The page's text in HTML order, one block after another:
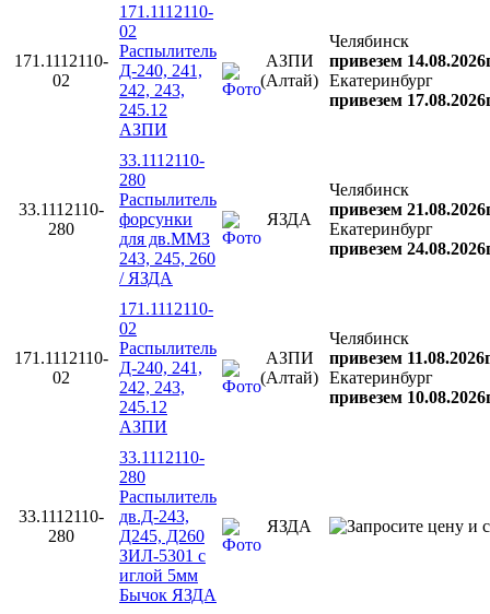
171.1112110-
02
171.1112110-
02
Распылитель
Д-240, 241,
242, 243,
245.12
АЗПИ
АЗПИ
(Алтай)
Челябинск
привезем
Екатеринбург
привезем
33.1112110-
280
33.1112110-
280
Распылитель
форсунки
для дв.ММЗ
243, 245, 260
/ ЯЗДА
ЯЗДА
Челябинск
привезем
Екатеринбург
привезем
171.1112110-
02
171.1112110-
02
Распылитель
Д-240, 241,
242, 243,
245.12
АЗПИ
АЗПИ
(Алтай)
Челябинск
привезем
Екатеринбург
привезем
33.1112110-
280
33.1112110-
280
Распылитель
дв.Д-243,
Д245, Д260
ЗИЛ-5301 с
иглой 5мм
Бычок ЯЗДА
ЯЗДА